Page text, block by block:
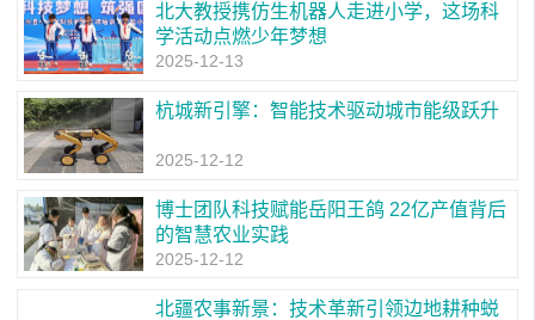
北大教授携仿生机器人走进小学，这场科
学活动点燃少年梦想
2025-12-13
杭城新引擎：智能技术驱动城市能级跃升
2025-12-12
博士团队科技赋能岳阳王鸽 22亿产值背后
的智慧农业实践
2025-12-12
北疆农事新景：技术革新引领边地耕种蜕